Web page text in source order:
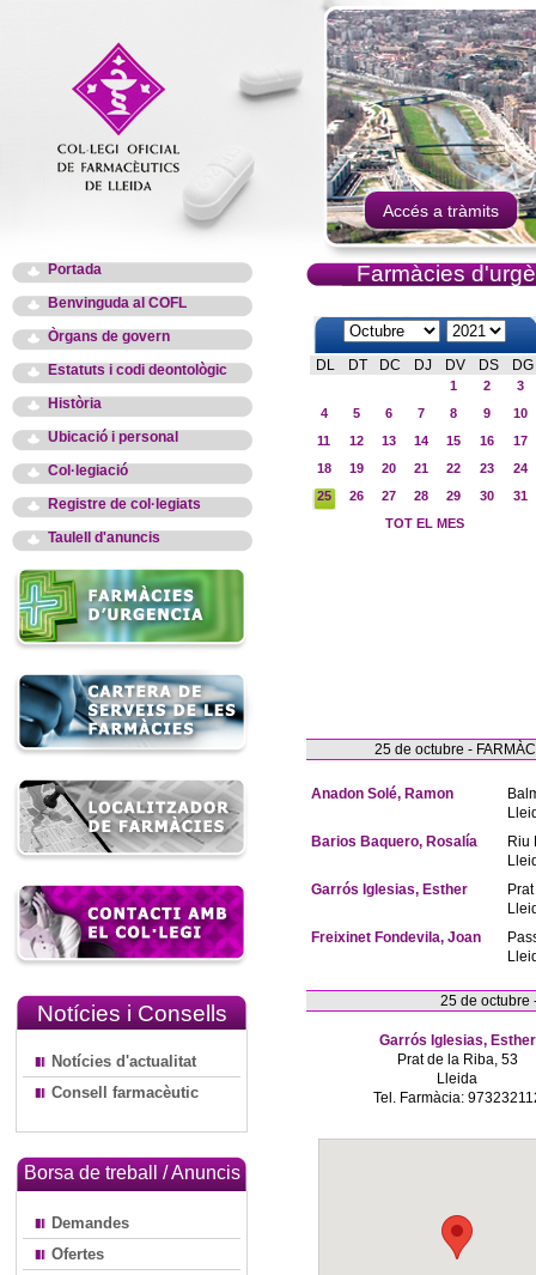
Accés a tràmits
Portada
Benvinguda al COFL
Òrgans de govern
Estatuts i codi deontològic
Història
Ubicació i personal
Col·legiació
Registre de col·legiats
Taulell d'anuncis
Notícies i Consells
Notícies d'actualitat
Consell farmacèutic
Borsa de treball / Anuncis
Demandes
Ofertes
Farmàcies
DL DT DC DJ DV DS DG
1 2
3
4
5 6 7 8 9
10
11
12 13 14 15 16
17
18
19 20 21 22 23
24
25
26 27 28 29 30
31
TOT EL MES
25 de octubre -
Anadon Solé, Ramon
Barios Baquero, Rosalía
Riu
Garrós Iglesias, Esther
Freixinet Fondevila, Joan
25 de octubre
Garrós Iglesias, Esther
Prat de la Riba, 53
Lleida
Tel. Farmàcia: